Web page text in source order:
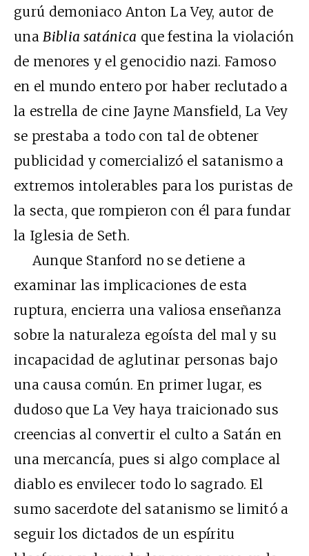
gurú demoniaco Anton La Vey, autor de
unaBiblia satánica que festina la violación
de menores y el genocidio nazi. Famoso
en el mundo entero por haber reclutado a
la estrella de cine Jayne Mansfield, La Vey
se prestaba a todo con tal de obtener
publicidad y comercializó el satanismo a
extremos intolerables para los puristas de
la secta, que rompieron con él para fundar
la Iglesia de Seth.
Aunque Stanford no se detiene a
examinar las implicaciones de esta
ruptura, encierra una valiosa enseñanza
sobre la naturaleza egoísta del mal y su
incapacidad de aglutinar personas bajo
una causa común. En primer lugar, es
dudoso que La Vey haya traicionado sus
creencias al convertir el culto a Satán en
una mercancía, pues si algo complace al
diablo es envilecer todo lo sagrado. El
sumo sacerdote del satanismo se limitó a
seguir los dictados de un espíritu